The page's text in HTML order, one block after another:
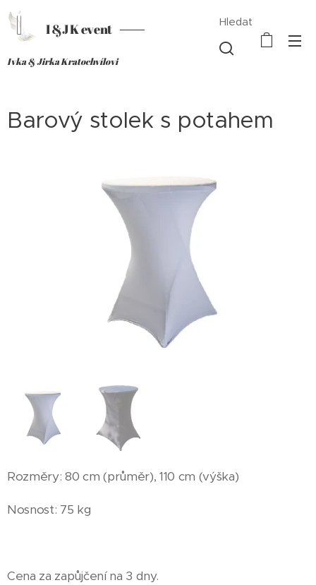
I &J K event
Ivka & Jirka Kratochvílovi
Hledat
Barový stolek s potahem
Rozměry: 80 cm (průměr), 110 cm (výška)
Nosnost: 75 kg
Cena za zapůjčení na 3 dny.